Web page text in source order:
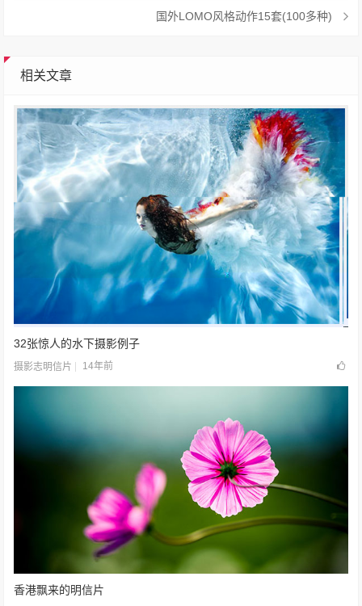
国外LOMO风格动作15套(100多种)
相关文章
32张惊人的水下摄影例子
摄影志明信片 14年前
香港飘来的明信片